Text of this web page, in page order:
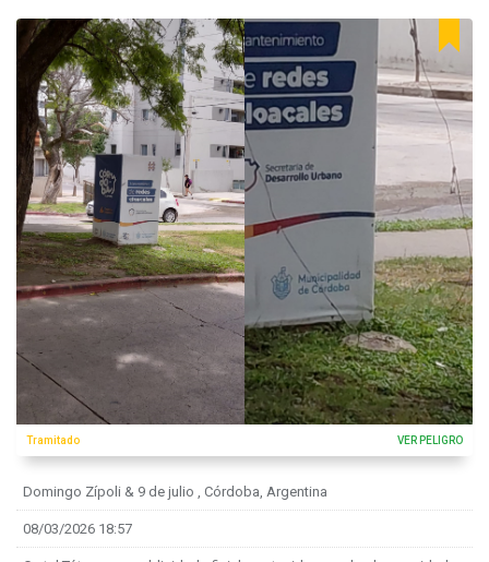
Tramitado VER PELIGRO
Domingo Zípoli & 9 de julio , Córdoba, Argentina
08/03/2026 18:57